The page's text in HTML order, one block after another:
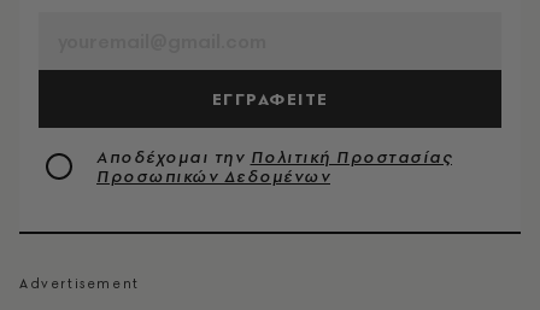
ΕΓΓΡΑΦΕΙΤΕ
Αποδέχομαι την Πολιτική Προστασίας
Προσωπικών Δεδομένων